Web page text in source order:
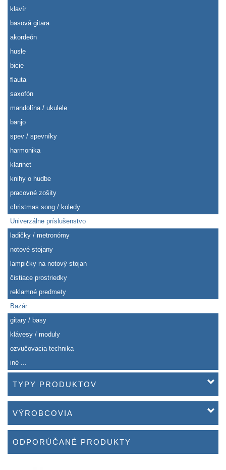
klavír
basová gitara
akordeón
husle
bicie
flauta
saxofón
mandolína / ukulele
banjo
spev / spevníky
harmonika
klarinet
knihy o hudbe
pracovné zošity
christmas song / koledy
Univerzálne príslušenstvo
ladičky / metronómy
notové stojany
lampičky na notový stojan
čistiace prostriedky
reklamné predmety
Bazár
gitary / basy
klávesy / moduly
ozvučovacia technika
iné ...
TYPY PRODUKTOV
VÝROBCOVIA
ODPORÚČANÉ PRODUKTY